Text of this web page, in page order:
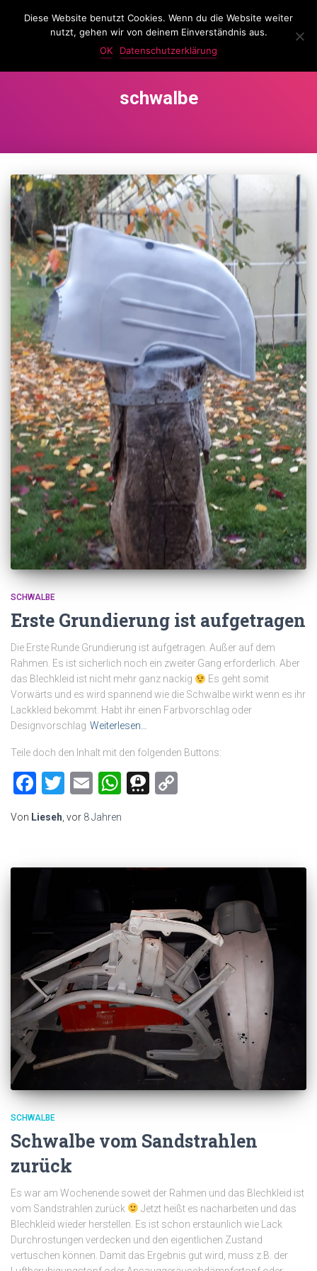
LassKnattern
schwalbe
SCHWALBE
Erste Grundierung ist aufgetragen
Die Erste Runde Grundierung ist aufgetragen. Außer auf dem
Rahmen. Es ist sicherlich noch ein zweiter Gang erforderlich. Aber
das Blechkleid ist nicht mehr ganz nackig
Es geht somit
Vorwärts und es wird spannend wie die Schwalbe wirkt wenn es ihr
Lackkleid bekommt. Habt ihr einen Farbvorschlag oder
Designvorschlag Weiterlesen…
Teile doch den Inhalt mit den folgenden Buttons:
Facebook
Twitter
EmailWhatsApp
Threema
Von Lieseh, vor 8 Jahren
SCHWALBE
Schwalbe vom Sandstrahlen
zurück
Es war am Wochenende soweit der Rahmen und das Blechkleid ist
vom Sandstrahlen zurück
Jetzt heißt es nacharbeiten und das
Blechkleid wieder herstellen. Es ist schon erstaunlich wie Lack
Durchrostungen verdecken und den eigentlichen Zustand
vertuschen können. Damit das Ergebnis gut wird, muss z.B. der
Diese Website benutzt Cookies. Wenn du die Website weiter
nutzt, gehen wir von deinem Einverständnis aus.
OK
Datenschutzerklärung